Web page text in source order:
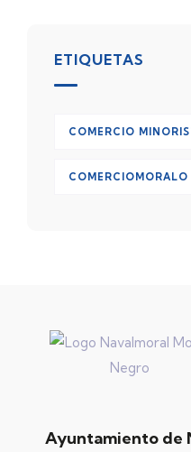
ETIQUETAS
COMERCIO
COMERCIOMORALO
Ayuntamiento de